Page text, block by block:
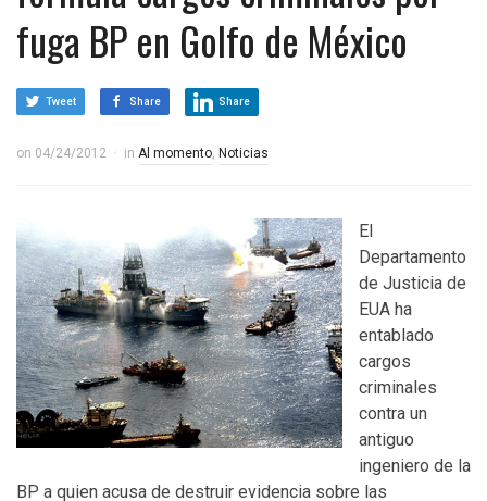
fuga BP en Golfo de México
Tweet Share Share
on 04/24/2012 in Al momento, Noticias
El
Departamento
de Justicia de
EUA ha
entablado
cargos
criminales
contra un
antiguo
ingeniero de la
BP a quien acusa de destruir evidencia sobre las